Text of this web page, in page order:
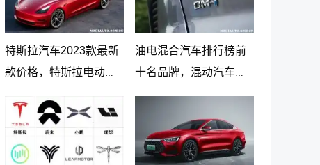
特斯拉汽车2023款最新
款价格，特斯拉电动汽
油电混合汽车排行榜前
十名品牌，混动汽车十
大名牌排名及价格